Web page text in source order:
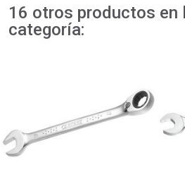
16 otros productos en
categoría: